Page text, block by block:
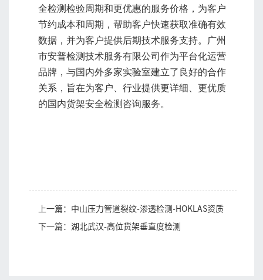
全检测检验周期和更优惠的服务价格，为客户
节约成本和周期，帮助客户快速获取准确有效
数据，并为客户提供后期技术服务支持。广州
市安普检测技术服务有限公司作为平台化运营
品牌，与国内外多家实验室建立了良好的合作
关系，旨在为客户、行业提供更详细、更优质
的国内货架安全检测咨询服务。
上一篇：中山压力管道裂纹-渗透检测-HOKLAS资质
下一篇：湖北武汉-高位货架垂直度检测